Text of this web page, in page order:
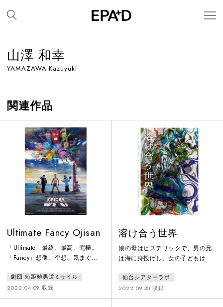
山澤 和幸
YAMAZAWA Kazuyuki
関連作品
Ultimate Fancy Ojisan
「Ultimate」最終、最高、究極。
「Fancy」想像、空想、気まぐ
夜、東北の港町に暮らす星野家の
人々は太平洋に忽然と浮かぶUFO
を目撃した。真っ暗な地上から見
劇団 短距離男道ミサイル
2022.04.09 収録
溶け合う世界
娘の母はヒステリックで、男の兄
は海に身投げし、女の子どもは生
った、境界のない溶け合う世界。
「あなたの中には、私の母も、あ
の人の兄も、この人の生まれなか
仙台シアターラボ
2022.09.30 収録